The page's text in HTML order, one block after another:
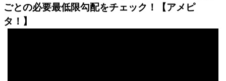
ごとの必要最低限勾配をチェック！【アメピ
タ！】